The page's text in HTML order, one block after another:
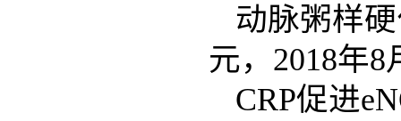
动脉粥样
元，2018年8
CRP促进